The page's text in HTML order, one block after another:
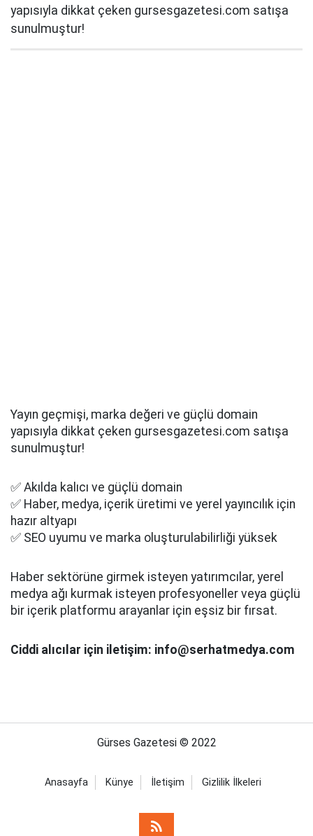
yapısıyla dikkat çeken gursesgazetesi.com satışa
sunulmuştur!
Yayın geçmişi, marka değeri ve güçlü domain
yapısıyla dikkat çeken gursesgazetesi.com satışa
sunulmuştur!
✅ Akılda kalıcı ve güçlü domain
✅ Haber, medya, içerik üretimi ve yerel yayıncılık için
hazır altyapı
✅ SEO uyumu ve marka oluşturulabilirliği yüksek
Haber sektörüne girmek isteyen yatırımcılar, yerel
medya ağı kurmak isteyen profesyoneller veya güçlü
bir içerik platformu arayanlar için eşsiz bir fırsat.
Ciddi alıcılar için iletişim: info@serhatmedya.com
Gürses Gazetesi © 2022
Anasayfa Künye İletişim Gizlilik İlkeleri